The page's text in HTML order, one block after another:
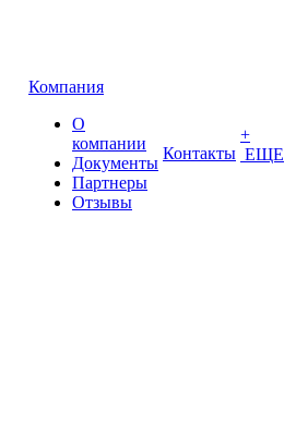
Компания
О
компании
Документы
Партнеры
Отзывы
Контакты
+
ЕЩЕ